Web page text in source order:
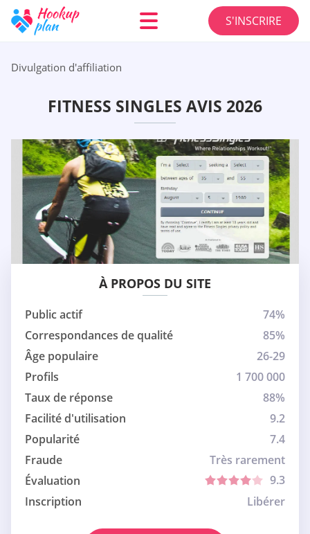
S'INSCRIRE
Divulgation d'affiliation
FITNESS SINGLES AVIS 2026
À PROPOS DU SITE
Public actif
74%
Correspondances de qualité
85%
Âge populaire
26-29
Profils
1 700 000
Taux de réponse
88%
Facilité d'utilisation
9.2
Popularité
7.4
Fraude
Très rarement
Évaluation
9.3
Inscription
Libérer